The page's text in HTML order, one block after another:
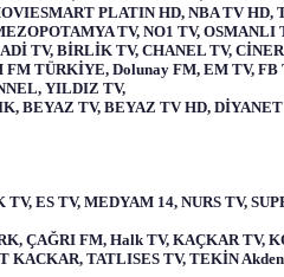
PLATIN HD, NBA TV HD,
TV, NO1 TV, OSMANLI
TV, BİRLİK TV, CHANEL TV,
TÜRKİYE, Dolunay FM, EM TV,
YILDIZ TV,
BEYAZ TV, BEYAZ TV HD,
ES TV, MEDYAM 14, NURS TV,
ÇAĞRI FM, Halk TV, KAÇKAR TV,
TATLISES TV, TEKİN